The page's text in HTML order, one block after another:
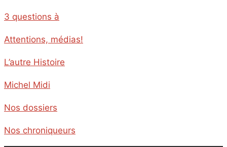
3 questions à
Attentions, médias!
L’autre Histoire
Michel Midi
Nos dossiers
Nos chroniqueurs